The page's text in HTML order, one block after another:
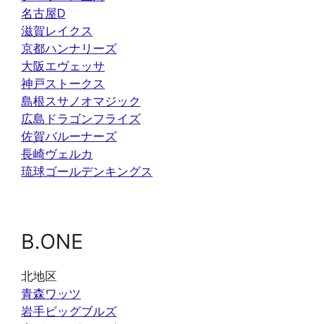
名古屋D
滋賀レイクス
京都ハンナリーズ
大阪エヴェッサ
神戸ストークス
島根スサノオマジック
広島ドラゴンフライズ
佐賀バルーナーズ
長崎ヴェルカ
琉球ゴールデンキングス
B.ONE
北地区
青森ワッツ
岩手ビッグブルズ